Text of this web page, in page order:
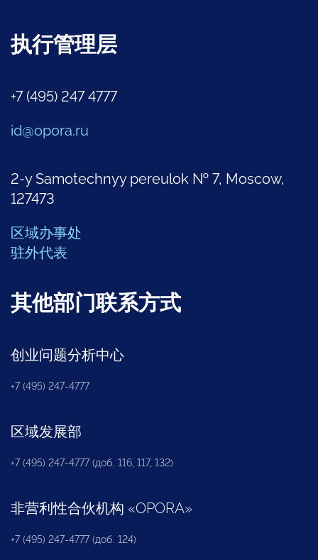
执行管理层
+7 (495) 247 4777
id@opora.ru
2-y Samotechnyy pereulok № 7, Moscow,
127473
区域办事处
驻外代表
其他部门联系方式
创业问题分析中心
+7 (495) 247-4777
区域发展部
+7 (495) 247-4777 (доб. 116, 117, 132)
非营利性合伙机构 «OPORA»
+7 (495) 247-4777 (доб. 124)